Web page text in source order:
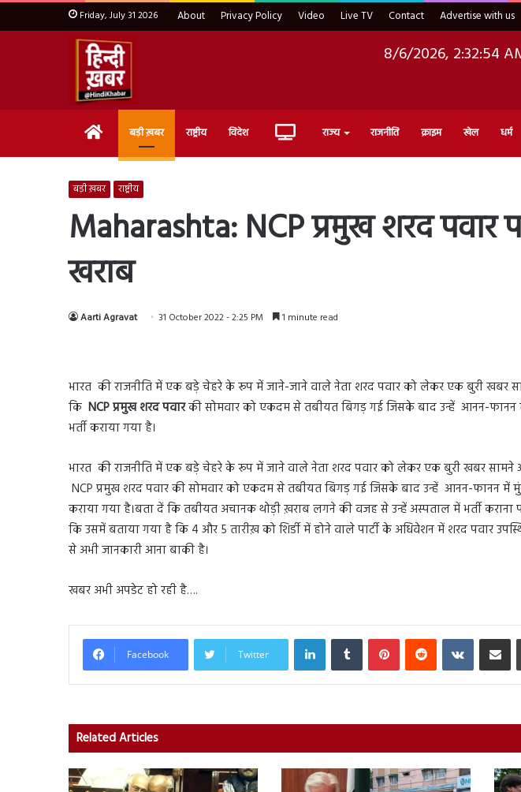
Friday, July 31 2026 About Privacy Policy Video Live TV Contact Advertise with us
8/6/2026, 2:32:55
Home बड़ी ख़बर राष्ट्रीय विदेश Live राज्य राजनीति क्राइम खेल धर्म
बड़ी ख़बर राष्ट्रीय
Maharashta: NCP प्रमुख शरद
खराब
Aarti Agravat 31 October 2022 - 2:25 PM 1 minute read
भारत की राजनीति में एक बड़े चेहरे के रूप में जाने-जाने वाले नेता शरद पवार को लेकर एक बुरी खबर
कि NCP प्रमुख शरद पवारकी सोमवार को एकदम से तबीयत बिगड़ गई जिसके बाद उन्हें आनन-
भर्ती कराया गया है।
भारत की राजनीति में एक बड़े चेहरे के रूप में जाने वाले नेता शरद पवार को लेकर एक बुरी खबर सामने
NCP प्रमुख शरद पवार की सोमवार को एकदम से तबीयत बिगड़ गई जिसके बाद उन्हें आनन-फानन में
कराया गया है।बता दें कि तबीयत अचानक थोड़ी ख़राब लगने की वजह से उन्हें अस्पताल में भर्ती कराना
कि उसमें बताया गया है कि 4 और 5 तारीख़ को शिर्डी में होने वाले पार्टी के अधिवेशन में शरद पवार
से अभी जानकारी आना बाकी है।
खबर अभी अपडेट हो रही है….
Facebook Twitter
LinkedInTumblr PinterestReddit VKontakte
Related Articles